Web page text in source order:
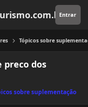
Entrar
Tópicos sobre
preco dos
sobre suplementação